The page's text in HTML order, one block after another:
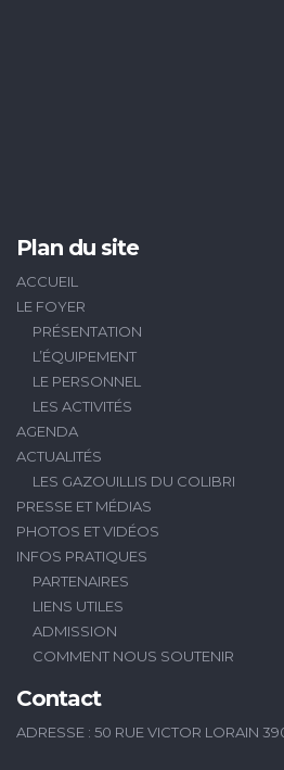
Plan du site
ACCUEIL
LE FOYER
PRÉSENTATION
L’ÉQUIPEMENT
LE PERSONNEL
LES ACTIVITÉS
AGENDA
ACTUALITÉS
LES GAZOUILLIS DU COLIBRI
PRESSE ET MÉDIAS
PHOTOS ET VIDÉOS
INFOS PRATIQUES
PARTENAIRES
LIENS UTILES
ADMISSION
COMMENT NOUS SOUTENIR
Contact
ADRESSE : 50 RUE VICTOR LORAIN